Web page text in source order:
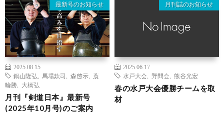
最新号のお知らせ
2025.08.15
鍋山隆弘
馬場欽司 森啓示
蓑
輪勝
大橋弘
月刊『剣道日本』最新号
(2025年10月号)のご案内
月刊誌のお知らせ
2025.06.17
水戸大会
野間会 熊谷光宏
春の水戸大会優勝チームを取
材